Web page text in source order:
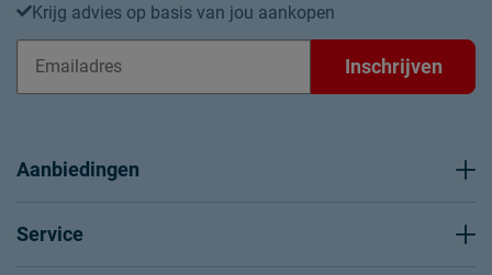
Krijg advies op basis van jou aankopen
Inschrijven
Aanbiedingen
Service